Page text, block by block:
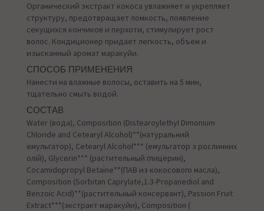
Органический экстракт кокоса увлажняет и укрепляет
структуру, предотвращает ломкость, появление
секущихся кончиков и перхоти, стимулирует рост
волос. Кондиционер придает легкость, объем и
изысканный аромат маракуйи.
СПОСОБ ПРИМЕНЕНИЯ
Нанести на влажные волосы, оставить на 5 мин,
тщательно смыть водой.
СОСТАВ
Water (вода), Composition (Distearoylethyl Dimonium
Chloride and Cetearyl Alcohol)**(натуральний
емульгатор), Cetearyl Alcohol*** (емульгатор з рослинних
олій), Glycerin*** (растительный глицерин),
Cocamidopropyl Betaine**(ПАВ из кокосового масла),
Composition (Sorbitan Caprylate,1.3-Propanediol and
Benzoic Acid)**(растительный консервант), Passion Fruit
Extract***(экстракт маракуйи), Composition (